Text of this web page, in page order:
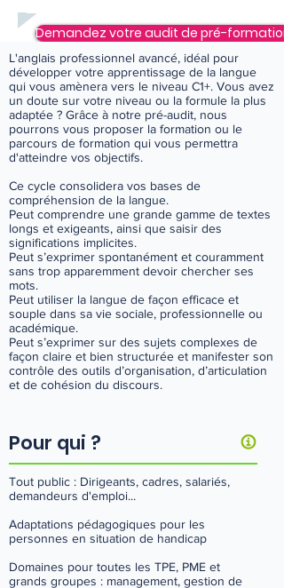
Demandez votre audit de pré-formation
Gratuit et sans engagement
Cycle sur-mesure ou autre demande
Contactez-nous !
L'anglais professionnel avancé, idéal pour
développer votre apprentissage de la langue
qui vous amènera vers le niveau C1+. Vous avez
un doute sur votre niveau ou la formule la plus
adaptée ? Grâce à notre pré-audit, nous
pourrons vous proposer la formation ou le
parcours de formation qui vous permettra
d'atteindre vos objectifs.
Ce cycle consolidera vos bases de
compréhension de la langue.
Peut comprendre une grande gamme de textes
longs et exigeants, ainsi que saisir des
significations implicites.
Peut s’exprimer spontanément et couramment
sans trop apparemment devoir chercher ses
mots.
Peut utiliser la langue de façon efficace et
souple dans sa vie sociale, professionnelle ou
académique.
Peut s’exprimer sur des sujets complexes de
façon claire et bien structurée et manifester son
contrôle des outils d’organisation, d’articulation
et de cohésion du discours.
Pour qui ?
Tout public : Dirigeants, cadres, salariés,
demandeurs d'emploi...
Adaptations pédagogiques pour les
personnes en situation de handicap
Domaines pour toutes les TPE, PME et
grands groupes : management, gestion de